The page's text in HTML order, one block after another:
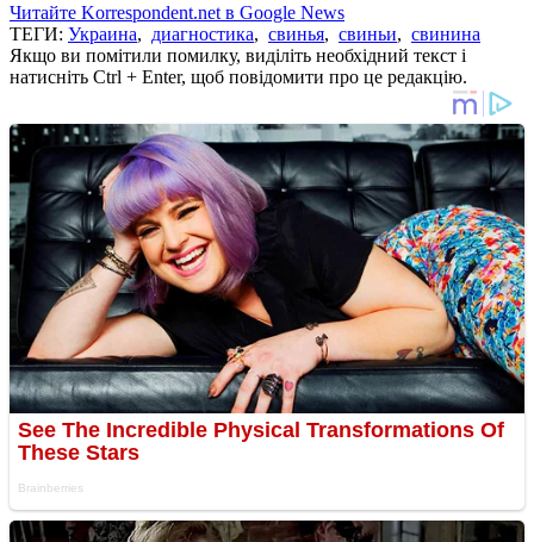
Читайте Korrespondent.net в Google News
ТЕГИ: Украина, диагностика, свинья, свиньи, свинина
Якщо ви помітили помилку, виділіть необхідний текст і
натисніть Ctrl + Enter, щоб повідомити про це редакцію.